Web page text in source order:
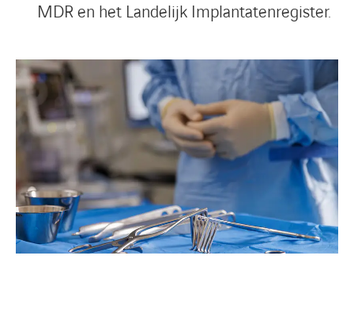
MDR en het Landelijk Implantatenregister.